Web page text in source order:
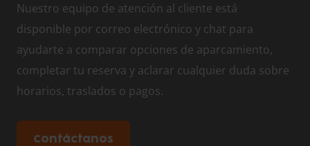
Nuestro equipo de atención al cliente está
disponible por correo electrónico y chat para
ayudarte a comparar opciones de aparcamiento,
completar tu reserva y aclarar cualquier duda sobre
horarios, traslados o pagos.
Contáctanos